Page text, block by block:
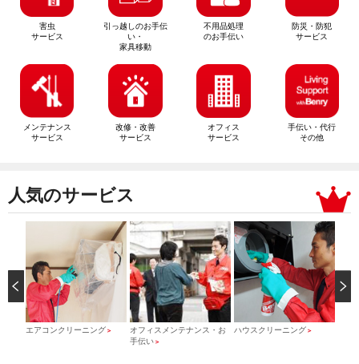
害虫
サービス
引っ越しのお手伝
い・
家具移動
不用品処理
のお手伝い
防災・防犯
サービス
メンテナンス
サービス
改修・改善
サービス
オフィス
サービス
手伝い・代行
その他
人気のサービス
エアコンクリーニング ＞
オフィスメンテナンス・お
手伝い ＞
ハウスクリーニング ＞